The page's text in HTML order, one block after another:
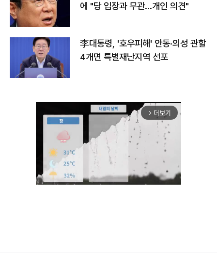
에 "당 입장과 무관…개인 의견"
李대통령, '호우피해' 안동·의성 관할
4개면 특별재난지역 선포
arrow_forward_ios 더보기